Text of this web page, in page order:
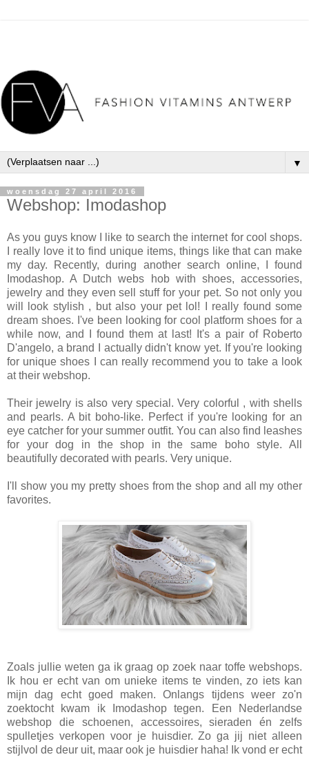
▼
woensdag 27 april 2016
Webshop: Imodashop
As you guys know I like to search the internet for cool shops.
I really love it to find unique items, things like that can make
my day. Recently, during another search online, I found
Imodashop. A Dutch webs hob with shoes, accessories,
jewelry and they even sell stuff for your pet. So not only you
will look stylish , but also your pet lol! I really found some
dream shoes. I've been looking for cool platform shoes for a
while now, and I found them at last! It's a pair of Roberto
D'angelo, a brand I actually didn't know yet. If you're looking
for unique shoes I can really recommend you to take a look
at their webshop.
Their jewelry is also very special. Very colorful , with shells
and pearls. A bit boho-like. Perfect if you're looking for an
eye catcher for your summer outfit. You can also find leashes
for your dog in the shop in the same boho style. All
beautifully decorated with pearls. Very unique.
I'll show you my pretty shoes from the shop and all my other
favorites.
Zoals jullie weten ga ik graag op zoek naar toffe webshops.
Ik hou er echt van om unieke items te vinden, zo iets kan
mijn dag echt goed maken. Onlangs tijdens weer zo'n
zoektocht kwam ik Imodashop tegen. Een Nederlandse
webshop die schoenen, accessoires, sieraden én zelfs
spulletjes verkopen voor je huisdier. Zo ga jij niet alleen
stijlvol de deur uit, maar ook je huisdier haha! Ik vond er echt